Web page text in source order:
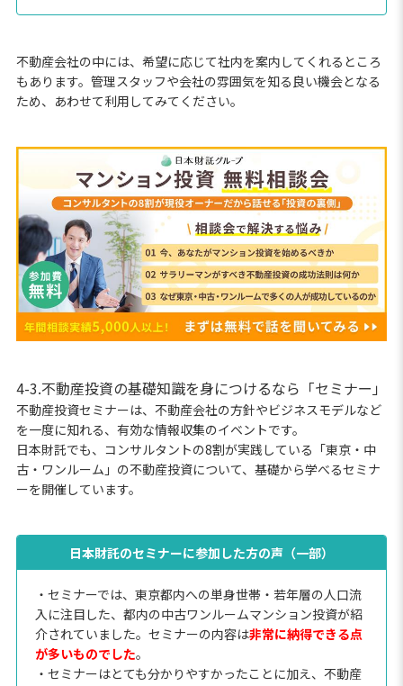
不動産会社の中には、希望に応じて社内を案内してくれるところ
もあります。管理スタッフや会社の雰囲気を知る良い機会となる
ため、あわせて利用してみてください。
4-3.不動産投資の基礎知識を身につけるなら「セミナー」
不動産投資セミナーは、不動産会社の方針やビジネスモデルなど
を一度に知れる、有効な情報収集のイベントです。
日本財託でも、コンサルタントの8割が実践している「東京・中
古・ワンルーム」の不動産投資について、基礎から学べるセミナ
ーを開催しています。
日本財託のセミナーに参加した方の声（一部）
・セミナーでは、東京都内への単身世帯・若年層の人口流
入に注目した、都内の中古ワンルームマンション投資が紹
介されていました。セミナーの内容は非常に納得できる点
が多いものでした。
・セミナーはとても分かりやすかったことに加え、不動産